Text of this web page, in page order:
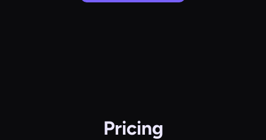
Pricing